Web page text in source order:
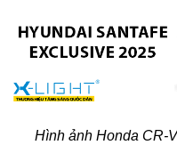
Hình ảnh Honda CR-